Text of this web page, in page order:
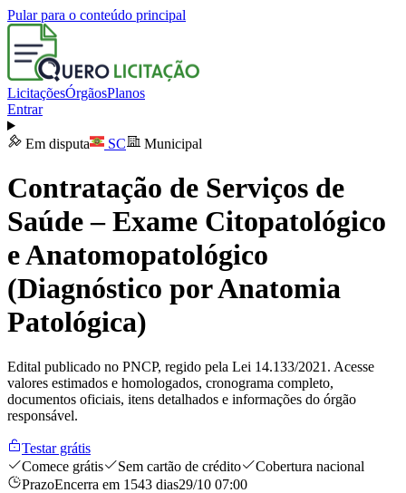
Pular para o conteúdo principal
LicitaçõesÓrgãosPlanos
Entrar
Em disputa SC Municipal
Contratação de Serviços de
Saúde – Exame Citopatológico
e Anatomopatológico
(Diagnóstico por Anatomia
Patológica)
Edital publicado no PNCP, regido pela Lei 14.133/2021. Acesse
valores estimados e homologados, cronograma completo,
documentos oficiais, itens detalhados e informações do órgão
responsável.
Testar grátis
Comece grátis
Sem cartão de crédito
Cobertura nacional
PrazoEncerra em 1543 dias29/10 07:00